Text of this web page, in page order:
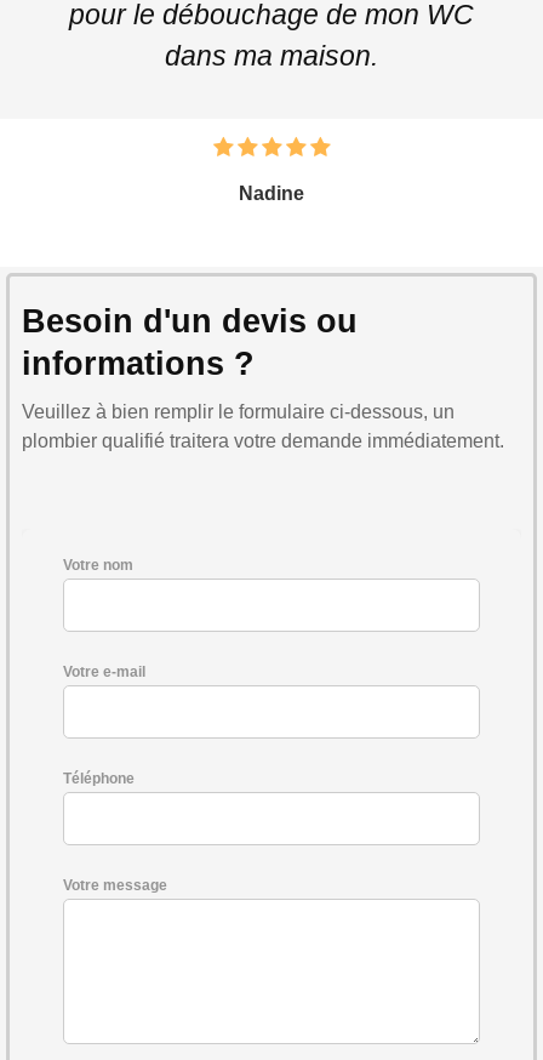
pour le débouchage de mon WC
dans ma maison.
Nadine
Besoin d'un devis ou
informations ?
Veuillez à bien remplir le formulaire ci-dessous, un
plombier qualifié traitera votre demande immédiatement.
Votre nom
Votre e-mail
Téléphone
Votre message